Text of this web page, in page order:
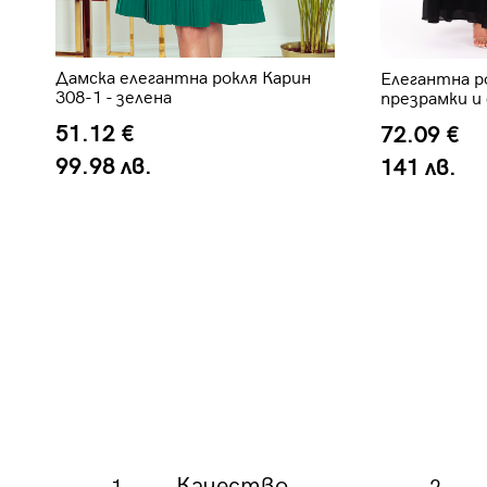
Дамска елегантна рокля Карин
308-1 - зелена
51.12 €
99.98 лв.
Елегантна
презрамки
72.09 €
141 лв.